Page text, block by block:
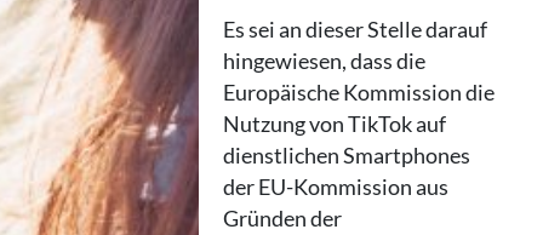
Es sei an dieser Stelle darauf
hingewiesen, dass die
Europäische Kommission die
Nutzung von TikTok auf
dienstlichen Smartphones
der EU-Kommission aus
Gründen der